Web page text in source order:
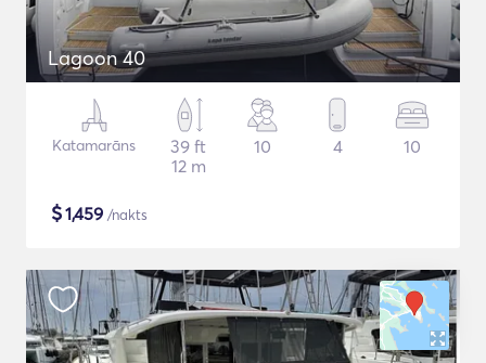
Lagoon 40
Katamarāns
39 ft
12 m
10 4 10
$1,459 /nakts